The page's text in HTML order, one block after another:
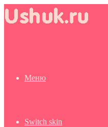
Меню
Switch skin